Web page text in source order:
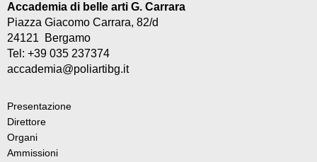
Accademia di belle arti G. Carrara
Piazza Giacomo Carrara, 82/d
24121 Bergamo
Tel: +39 035 237374
accademia@poliartibg.it
Presentazione
Direttore
Organi
Ammissioni